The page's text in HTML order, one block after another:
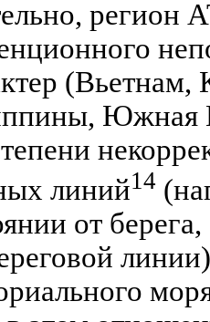
регион
(Вьетнам,
Южная
линий14
от